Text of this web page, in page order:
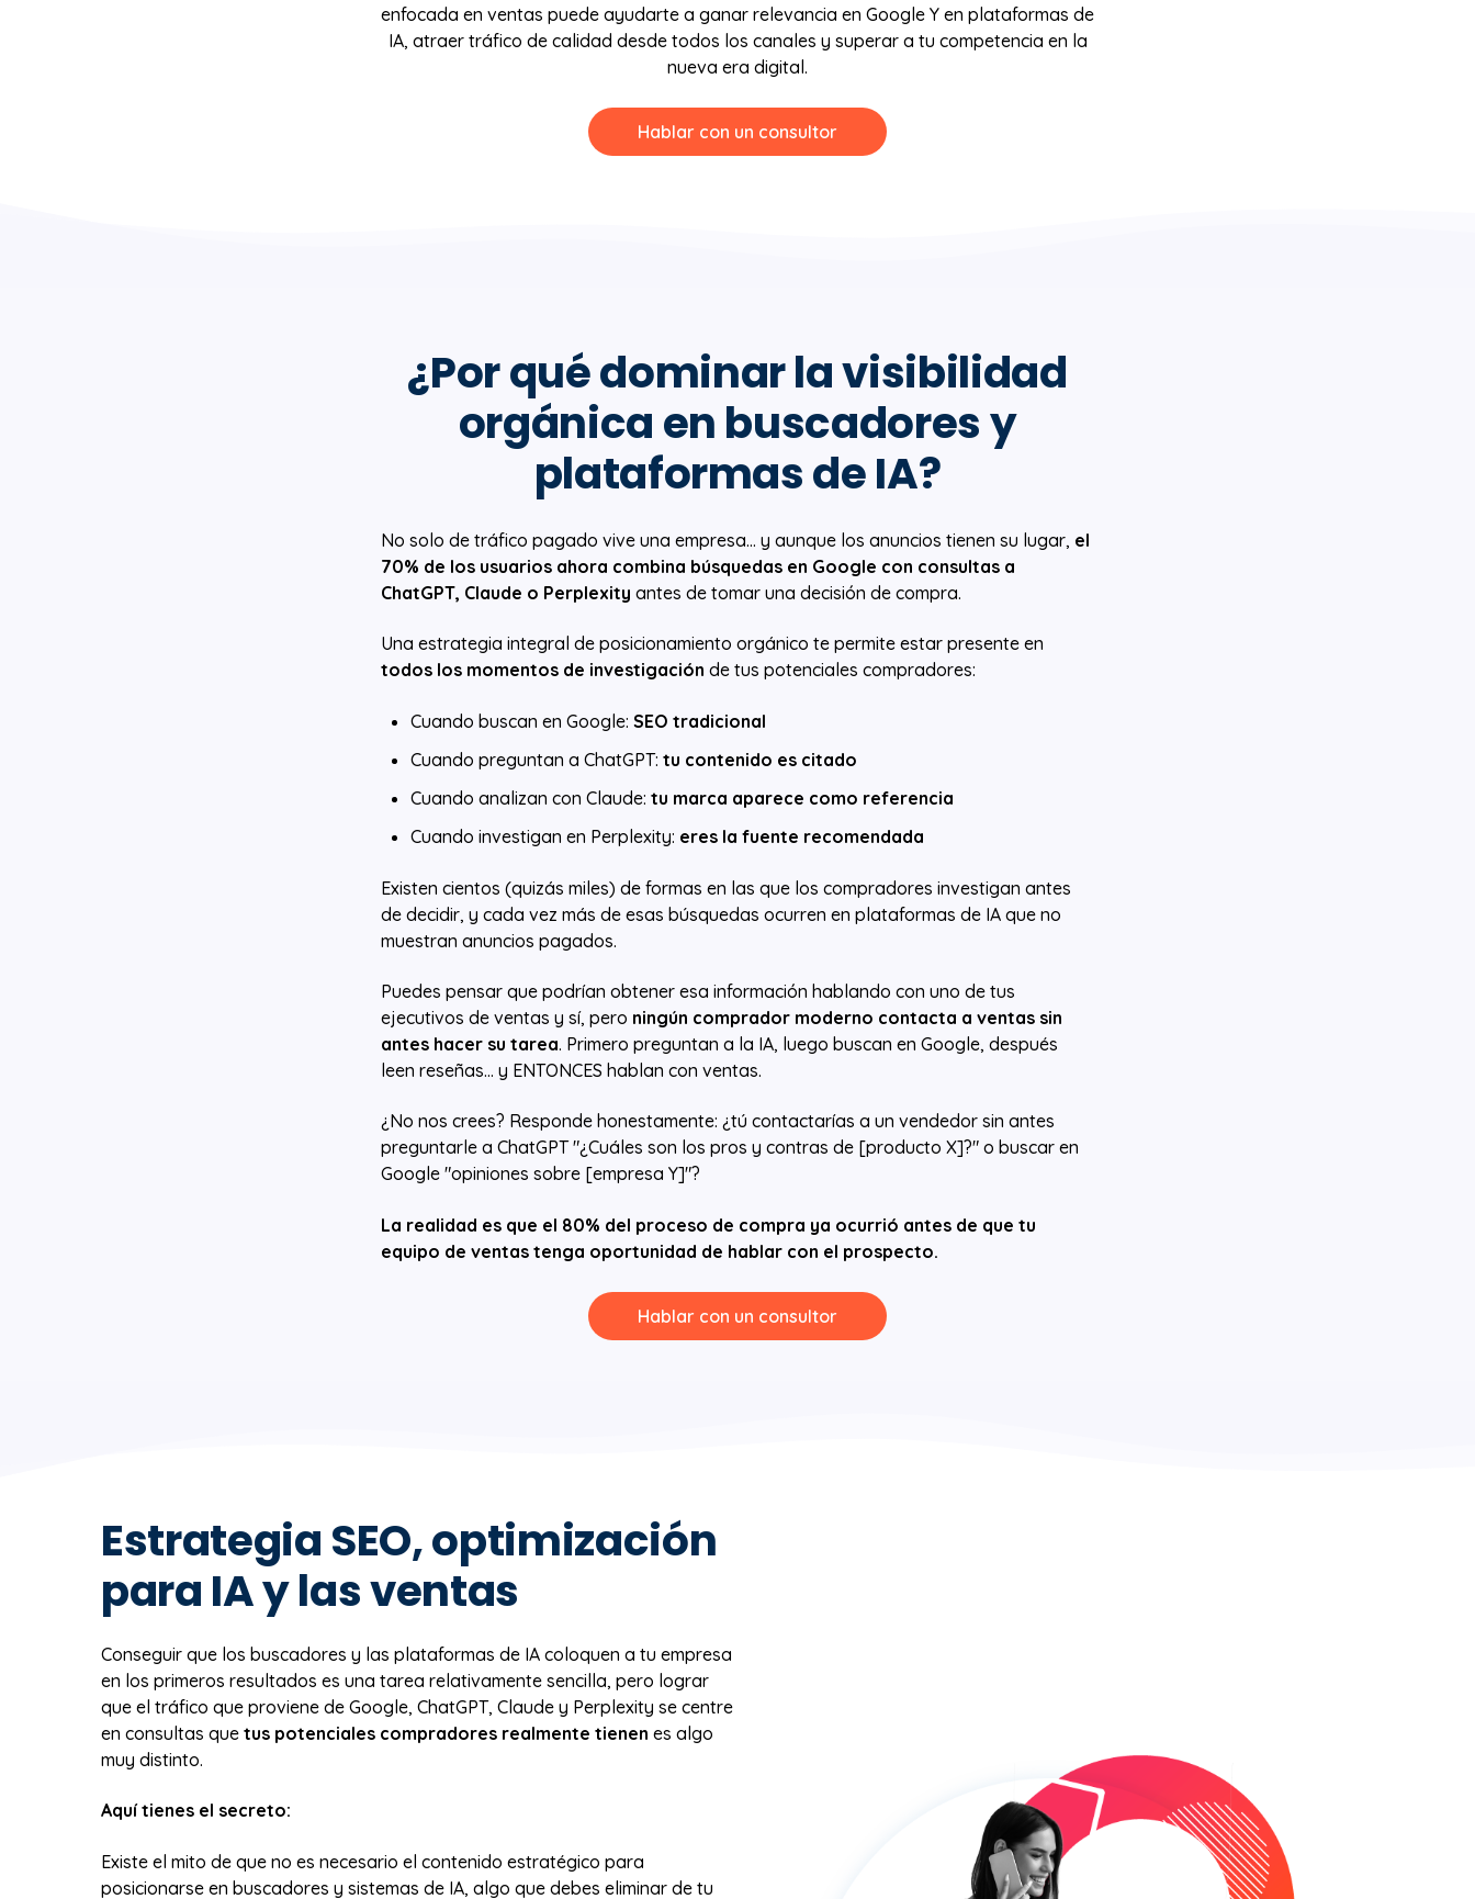
enfocada en ventas puede ayudarte a ganar relevancia en Google Y en plataformas de
IA, atraer tráfico de calidad desde todos los canales y superar a tu competencia en la
nueva era digital.
Hablar con un consultor
¿Por qué dominar la visibilidad
orgánica en buscadores y
plataformas de IA?
No solo de tráfico pagado vive una empresa... y aunque los anuncios tienen su lugar, el
70% de los usuarios ahora combina búsquedas en Google con consultas a
ChatGPT, Claude o Perplexity antes de tomar una decisión de compra.
Una estrategia integral de posicionamiento orgánico te permite estar presente en
todos los momentos de investigación de tus potenciales compradores:
Cuando buscan en Google:SEO tradicional
Cuando preguntan a ChatGPT:tu contenido es citado
Cuando analizan con Claude:tu marca aparece como referencia
Cuando investigan en Perplexity: eres la fuente recomendada
Existen cientos (quizás miles) de formas en las que los compradores investigan antes
de decidir, y cada vez más de esas búsquedas ocurren en plataformas de IA que no
muestran anuncios pagados.
Puedes pensar que podrían obtener esa información hablando con uno de tus
ejecutivos de ventas y sí, pero ningún comprador moderno contacta a ventas sin
antes hacer su tarea. Primero preguntan a la IA, luego buscan en Google, después
leen reseñas... y ENTONCES hablan con ventas.
¿No nos crees? Responde honestamente: ¿tú contactarías a un vendedor sin antes
preguntarle a ChatGPT "¿Cuáles son los pros y contras de [producto X]?" o buscar en
Google "opiniones sobre [empresa Y]"?
La realidad es que el 80% del proceso de compra ya ocurrió antes de que tu
equipo de ventas tenga oportunidad de hablar con el prospecto.
Hablar con un consultor
Estrategia SEO, optimización
para IA y las ventas
Conseguir que los buscadores y las plataformas de IA coloquen a tu empresa
en los primeros resultados es una tarea relativamente sencilla, pero lograr
que el tráfico que proviene de Google, ChatGPT, Claude y Perplexity se centre
en consultas que tus potenciales compradores realmente tienen es algo
muy distinto.
Aquí tienes el secreto:
Existe el mito de que no es necesario el contenido estratégico para
posicionarse en buscadores y sistemas de IA, algo que debes eliminar de tu